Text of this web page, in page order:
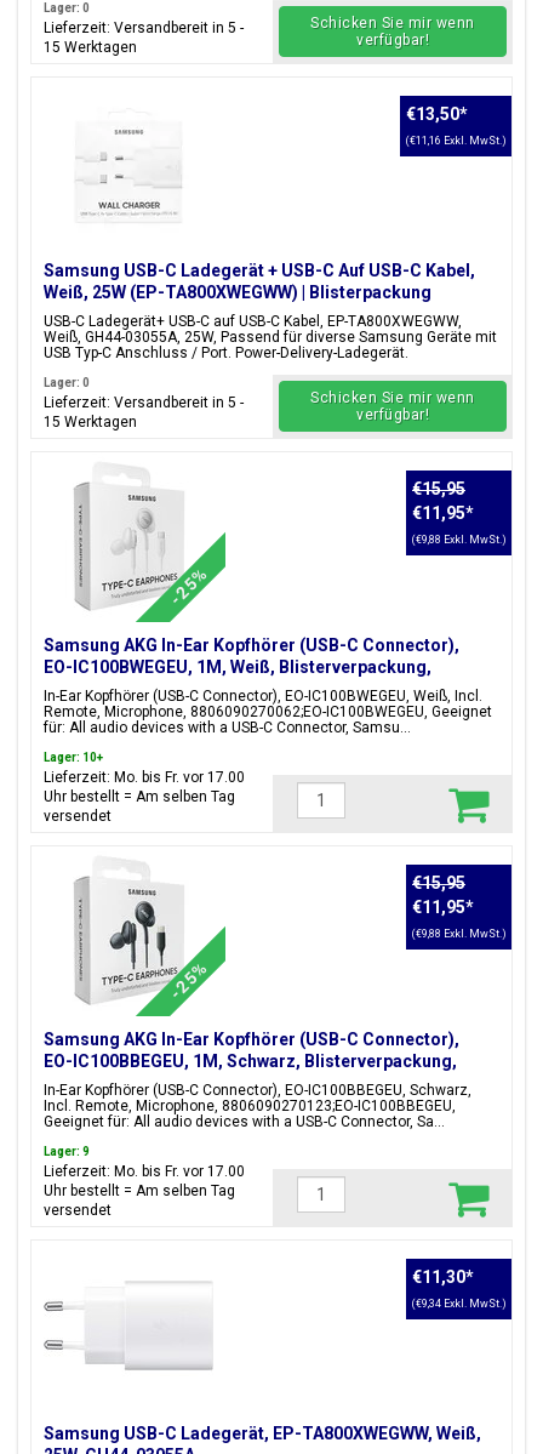
Lager: 0
Lieferzeit: Versandbereit in 5 -
15 Werktagen
Schicken Sie mir wenn
verfügbar!
Samsung USB-C Ladegerät + USB-C Auf USB-C Kabel,
Weiß, 25W (EP-TA800XWEGWW) | Blisterpackung
USB-C Ladegerät+ USB-C auf USB-C Kabel, EP-TA800XWEGWW,
Weiß, GH44-03055A, 25W, Passend für diverse Samsung Geräte mit
USB Typ-C Anschluss / Port. Power-Delivery-Ladegerät.
€13,50*
(€11,16 Exkl. MwSt.)
Lager: 0
Lieferzeit: Versandbereit in 5 -
15 Werktagen
Schicken Sie mir wenn
verfügbar!
-25%
Samsung AKG In-Ear Kopfhörer (USB-C Connector),
EO-IC100BWEGEU, 1M, Weiß, Blisterverpackung,
8806090270062;EO-IC100BWEGEU
In-Ear Kopfhörer (USB-C Connector), EO-IC100BWEGEU, Weiß, Incl.
Remote, Microphone, 8806090270062;EO-IC100BWEGEU, Geeignet
für: All audio devices with a USB-C Connector, Samsu...
€15,95
€11,95*
(€9,88 Exkl. MwSt.)
Lager: 10+
Lieferzeit: Mo. bis Fr. vor 17.00
Uhr bestellt = Am selben Tag
versendet
-25%
Samsung AKG In-Ear Kopfhörer (USB-C Connector),
EO-IC100BBEGEU, 1M, Schwarz, Blisterverpackung,
8806090270123;EO-IC100BBEGEU
In-Ear Kopfhörer (USB-C Connector), EO-IC100BBEGEU, Schwarz,
Incl. Remote, Microphone, 8806090270123;EO-IC100BBEGEU,
Geeignet für: All audio devices with a USB-C Connector, Sa...
€15,95
€11,95*
(€9,88 Exkl. MwSt.)
Lager: 9
Lieferzeit: Mo. bis Fr. vor 17.00
Uhr bestellt = Am selben Tag
versendet
Samsung USB-C Ladegerät, EP-TA800XWEGWW, Weiß,
€11,30*
(€9,34 Exkl. MwSt.)